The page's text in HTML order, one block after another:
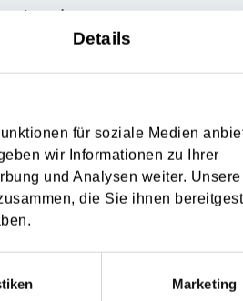
Details
für soziale Medien
wir Informationen zu Ihrer
und Analysen weiter. Unsere
die Sie ihnen
Marketing
in den Noten.